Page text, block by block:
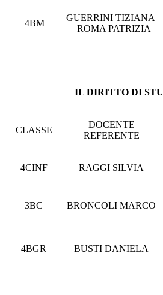
4BM
GUERRINI TIZIANA –
ROMA PATRIZIA
IL DIRITTO DI
CLASSE
DOCENTE
REFERENTE
4CINF RAGGI SILVIA
3BC BRONCOLI MARCO
4BGR BUSTI DANIELA